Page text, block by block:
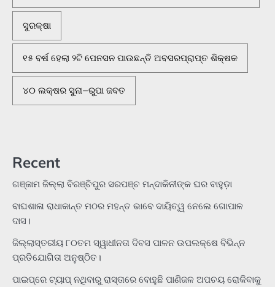
ସୁରକ୍ଷା
୧୫ ବର୍ଷ ହେଲା ୨ଟି ପେନସନ ପାଉଛନ୍ତି ଅବସରପ୍ରାପ୍ତ ଶିକ୍ଷକ
୪୦ ଲକ୍ଷର ସୁନା–ରୁପା ଜବତ
Recent
ଗଞ୍ଜାମ ଜିଲ୍ଲା ବିରଞ୍ଚିପୁର ସରପଞ୍ଚ ମନ୍ଦାକିନୀଙ୍କ ଘର ବାହୁଡ଼ା
ବାଘଶାଳା ରାଧାକାନ୍ତ ମଠର ମହନ୍ତ ଭାବେ ଦାୟିତ୍ୱ ନେଲେ ଗୋପାଳ
ଦାସ।
ଜିଲ୍ଲାସ୍ତରୀୟ ୮୦ତମ ସ୍ୱାଧୀନତା ଦିବସ ପାଳନ ଉପଲକ୍ଷେ ବିଭିନ୍ନ
ପ୍ରତିଯୋଗିତା ଅନୁଷ୍ଠିତ।
ପାଇପ୍‌ରେ ଟ୍ୟାପ୍‌ ନଥିବାରୁ ରାସ୍ତାରେ ବୋହୁଛି ପାଣିଜଳ ଅପଚୟ ରୋକିବାକୁ